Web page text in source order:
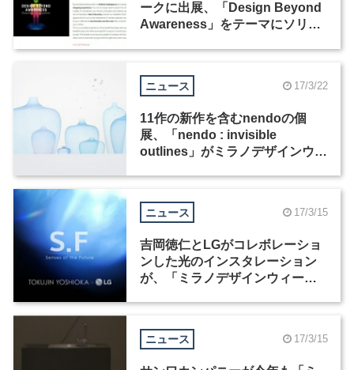
ークに出展、「Design Beyond
Awareness」をテーマにソリュ
ニュース 17/3/22
11作の新作を含むnendoの個
展、「nendo : invisible
outlines」がミラノデザインウィ
ニュース 17/3/15
吉岡徳仁とLGがコレボレーショ
ンした光のインスタレーション
が、「ミラノデザインウィー
ニュース 17/3/15